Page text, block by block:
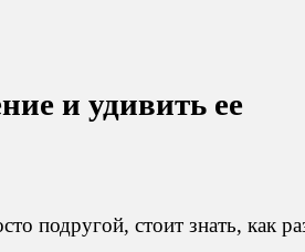
и удивить ее
подругой, стоит знать, как